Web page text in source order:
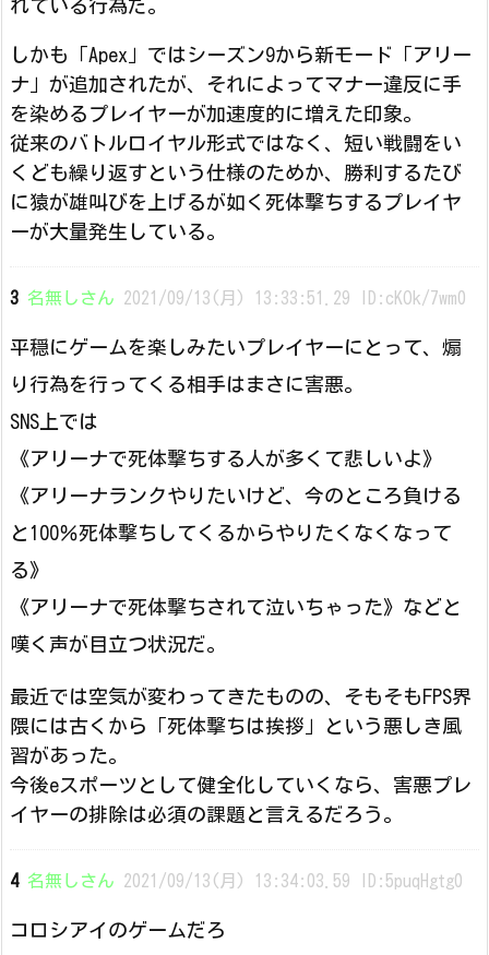
れている行為だ。
しかも「Apex」ではシーズン9から新モード「アリー
ナ」が追加されたが、それによってマナー違反に手
を染めるプレイヤーが加速度的に増えた印象。
従来のバトルロイヤル形式ではなく、短い戦闘をい
くども繰り返すという仕様のためか、勝利するたび
に猿が雄叫びを上げるが如く死体撃ちするプレイヤ
ーが大量発生している。
3 名無しさん 2021/09/13(月) 13:33:51.29 ID:cKOk/7wm0
平穏にゲームを楽しみたいプレイヤーにとって、煽
り行為を行ってくる相手はまさに害悪。
SNS上では
《アリーナで死体撃ちする人が多くて悲しいよ》
《アリーナランクやりたいけど、今のところ負ける
と100％死体撃ちしてくるからやりたくなくなって
る》
《アリーナで死体撃ちされて泣いちゃった》などと
嘆く声が目立つ状況だ。
最近では空気が変わってきたものの、そもそもFPS界
隈には古くから「死体撃ちは挨拶」という悪しき風
習があった。
今後eスポーツとして健全化していくなら、害悪プレ
イヤーの排除は必須の課題と言えるだろう。
4 名無しさん 2021/09/13(月) 13:34:03.59 ID:5puqHgtg0
コロシアイのゲームだろ